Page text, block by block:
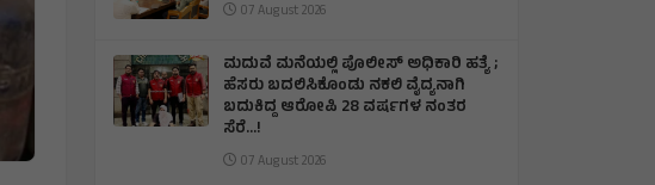
07 August 2026
ಮದುವೆ ಮನೆಯಲ್ಲಿ ಪೊಲೀಸ್ ಅಧಿಕಾರಿ ಹತ್ಯೆ ;
ಹೆಸರು ಬದಲಿಸಿಕೊಂಡು ನಕಲಿ ವೈದ್ಯನಾಗಿ
ಬದುಕಿದ್ದ ಆರೋಪಿ 28 ವರ್ಷಗಳ ನಂತರ
ಸೆರೆ…!
07 August 2026